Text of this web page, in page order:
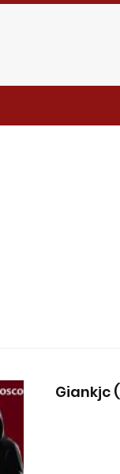
Giankjc